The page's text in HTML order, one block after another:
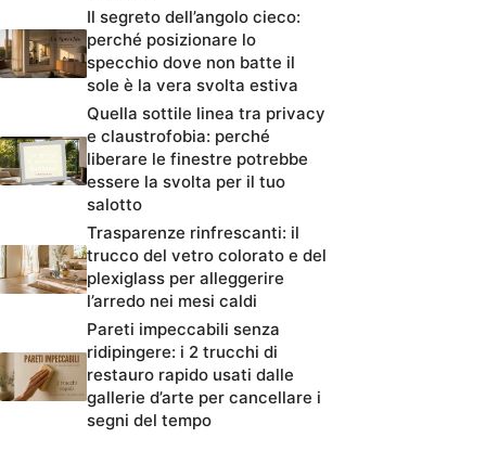
Il segreto dell’angolo cieco:
perché posizionare lo
specchio dove non batte il
sole è la vera svolta estiva
Quella sottile linea tra privacy
e claustrofobia: perché
liberare le finestre potrebbe
essere la svolta per il tuo
salotto
Trasparenze rinfrescanti: il
trucco del vetro colorato e del
plexiglass per alleggerire
l’arredo nei mesi caldi
Pareti impeccabili senza
ridipingere: i 2 trucchi di
restauro rapido usati dalle
gallerie d’arte per cancellare i
segni del tempo